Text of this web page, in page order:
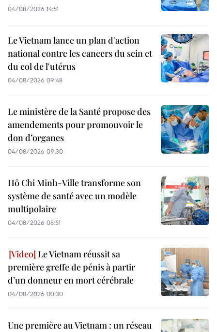
04/08/2026 14:51
Le Vietnam lance un plan d'action
national contre les cancers du sein et
du col de l'utérus
04/08/2026 09:48
Le ministère de la Santé propose des
amendements pour promouvoir le
don d’organes
04/08/2026 09:30
Hô Chi Minh-Ville transforme son
système de santé avec un modèle
multipolaire
04/08/2026 08:51
Le Vietnam réussit sa
première greffe de pénis à partir
d’un donneur en mort cérébrale
04/08/2026 00:30
Une première au Vietnam : un réseau